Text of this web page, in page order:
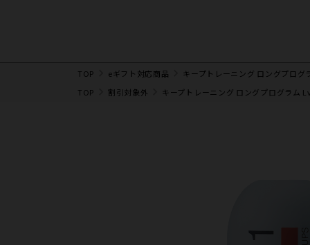
TOP eギフト対応商品
キープトレーニング ロングプログ
TOP
割引対象外 キープトレーニング ロングプログラム